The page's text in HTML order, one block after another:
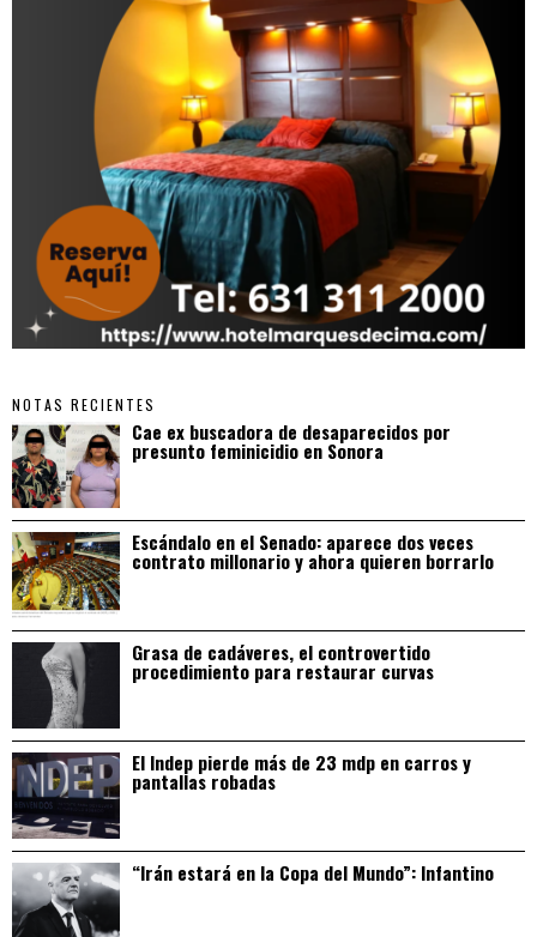
NOTAS RECIENTES
Cae ex buscadora de desaparecidos por
presunto feminicidio en Sonora
Escándalo en el Senado: aparece dos veces
contrato millonario y ahora quieren borrarlo
Grasa de cadáveres, el controvertido
procedimiento para restaurar curvas
El Indep pierde más de 23 mdp en carros y
pantallas robadas
“Irán estará en la Copa del Mundo”: Infantino